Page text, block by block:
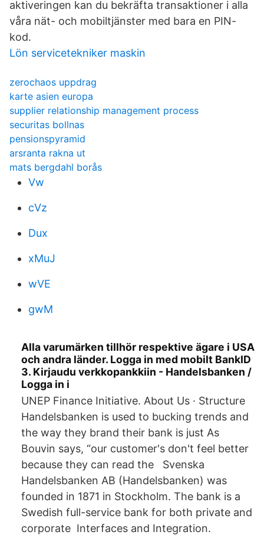
aktiveringen kan du bekräfta transaktioner i alla
våra nät- och mobiltjänster med bara en PIN-
kod.
Lön servicetekniker maskin
zerochaos uppdrag
karte asien europa
supplier relationship management process
securitas bollnas
pensionspyramid
arsranta rakna ut
mats bergdahl borås
Vw
cVz
Dux
xMuJ
wVE
gwM
Alla varumärken tillhör respektive ägare i USA
och andra länder. Logga in med mobilt BankID
3. Kirjaudu verkkopankkiin - Handelsbanken /
Logga in i
UNEP Finance Initiative. About Us · Structure
Handelsbanken is used to bucking trends and
the way they brand their bank is just As
Bouvin says, “our customer's don't feel better
because they can read the Svenska
Handelsbanken AB (Handelsbanken) was
founded in 1871 in Stockholm. The bank is a
Swedish full-service bank for both private and
corporate Interfaces and Integration.